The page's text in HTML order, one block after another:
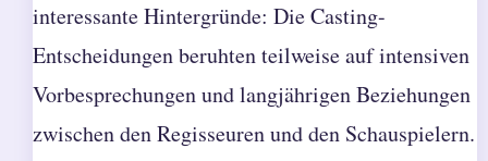
interessante Hintergründe: Die Casting-
Entscheidungen beruhten teilweise auf intensiven
Vorbesprechungen und langjährigen Beziehungen
zwischen den Regisseuren und den Schauspielern.